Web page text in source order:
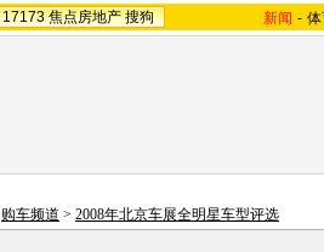
17173 焦点房地产 搜狗 新闻 -
购车频道 > 2008年北京车展全明星车型评选